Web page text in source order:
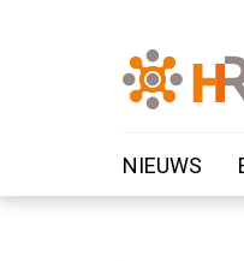
NIEUWS